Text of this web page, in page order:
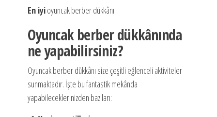
En iyioyuncak berber dükkânı
Oyuncak berber dükkânında
ne yapabilirsiniz?
Oyuncak berber dükkânı size çeşitli eğlenceli aktiviteler
sunmaktadır. İşte bu fantastik mekânda
yapabileceklerinizden bazıları: